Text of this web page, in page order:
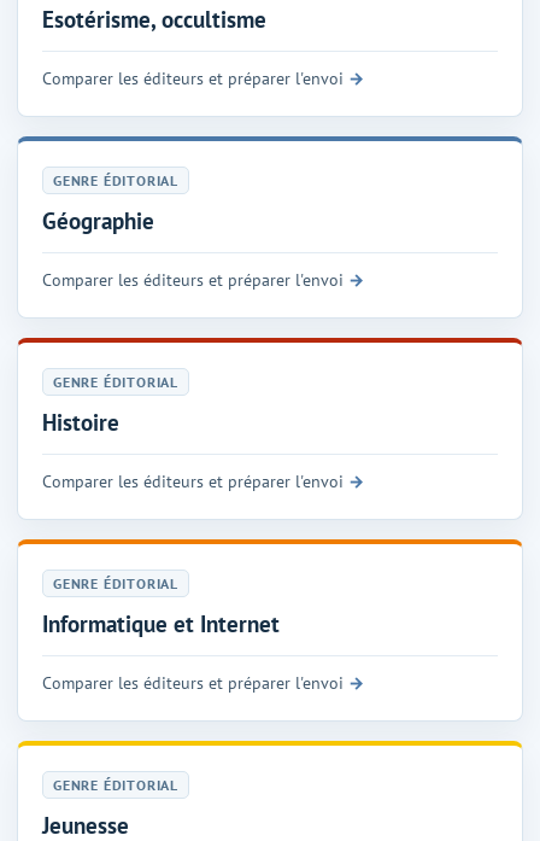
Esotérisme, occultisme
Comparer les éditeurs et préparer l'envoi
GENRE ÉDITORIAL
Géographie
Comparer les éditeurs et préparer l'envoi
GENRE ÉDITORIAL
Histoire
Comparer les éditeurs et préparer l'envoi
GENRE ÉDITORIAL
Informatique et Internet
Comparer les éditeurs et préparer l'envoi
GENRE ÉDITORIAL
Jeunesse